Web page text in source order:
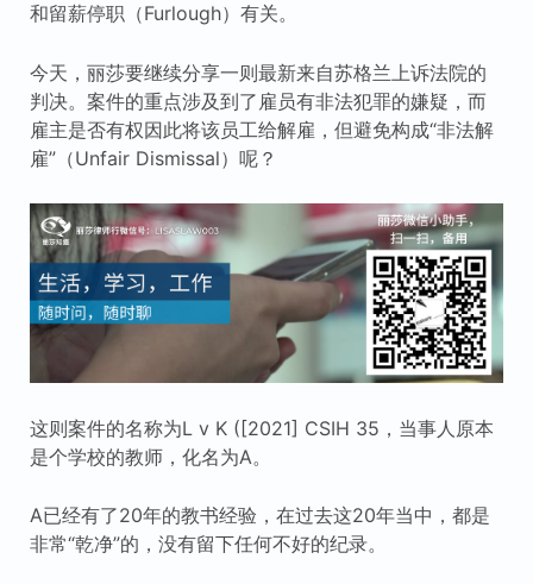
和留薪停职（Furlough）有关。
今天，丽莎要继续分享一则最新来自苏格兰上诉法院的
判决。案件的重点涉及到了雇员有非法犯罪的嫌疑，而
雇主是否有权因此将该员工给解雇，但避免构成“非法解
雇”（Unfair Dismissal）呢？
这则案件的名称为L v K ([2021] CSIH 35，当事人原本
是个学校的教师，化名为A。
A已经有了20年的教书经验，在过去这20年当中，都是
非常“乾净”的，没有留下任何不好的纪录。